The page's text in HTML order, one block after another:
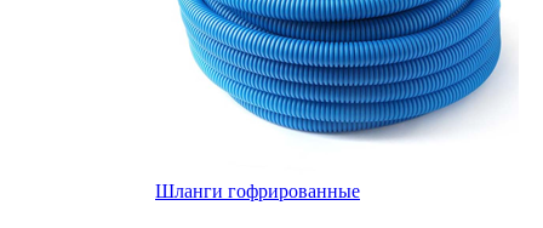
Шланги гофрированные